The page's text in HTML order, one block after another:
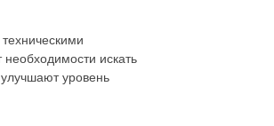
искать
уровень